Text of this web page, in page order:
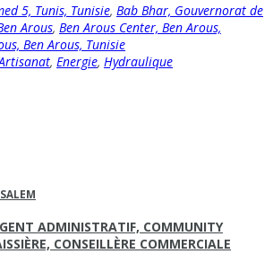
5, Tunis, Tunisie, Bab Bhar, Gouvernorat de
Arous, Ben Arous Center, Ben Arous,
Ben Arous, Tunisie
, Energie, Hydraulique
ADMINISTRATIF, COMMUNITY
CONSEILLÈRE COMMERCIALE